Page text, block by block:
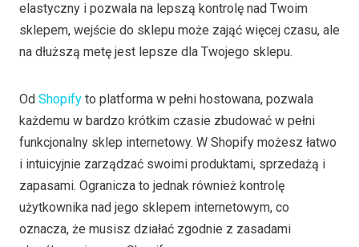
elastyczny i pozwala na lepszą kontrolę nad Twoim
sklepem, wejście do sklepu może zająć więcej czasu, ale
na dłuższą metę jest lepsze dla Twojego sklepu.
Od Shopify to platforma w pełni hostowana, pozwala
każdemu w bardzo krótkim czasie zbudować w pełni
funkcjonalny sklep internetowy. W Shopify możesz łatwo
i intuicyjnie zarządzać swoimi produktami, sprzedażą i
zapasami. Ogranicza to jednak również kontrolę
użytkownika nad jego sklepem internetowym, co
oznacza, że musisz działać zgodnie z zasadami